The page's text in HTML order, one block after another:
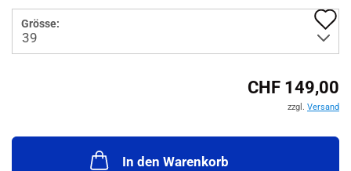
Grösse:
CHF 149,00
zzgl. Versand
In den Warenkorb